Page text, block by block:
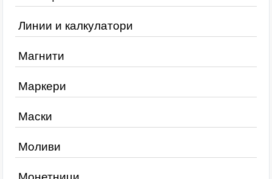
Линии и калкулатори
Магнити
Маркери
Маски
Моливи